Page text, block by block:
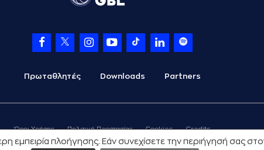
εμπειρία πλοήγησης. Εάν συνεχίσετε την περιήγησή
Πρωταθλητές Downloads Partners
Όροι Χρήσης Πολιτική Προστασίας Cookies Credits